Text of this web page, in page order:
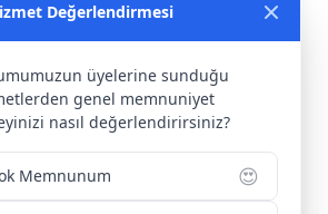
Cad. Tüccarlar İşhanı Kat:1 No:1
86
Değerlendirmesi
üyelerine sunduğu
genel memnuniyet
nasıl değerlendirirsiniz?
Memnunum
😍